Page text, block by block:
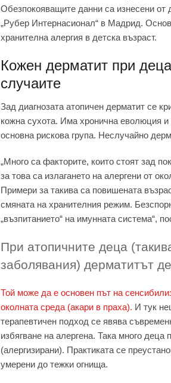
Обезпокояващите данни са изнесени от
„Рубер Интернасионал“ в Мадрид.
хранителна алергия в детска възраст.
Кожен дерматит при
случаите
Зад диагнозата атопичен дерматит се
кожна сухота. Има хронична еволюция и
основна рискова група. Неслучайно
„Много са факторите, които стоят зад
за това са излагането на алергени от
Примери за такива са повишената
смяната на хранителния режим.
„възпитанието“ на имунната система“,
При атопичните деца
заболявания) дерматитът
Той може да е основен път на
околната среда (акари в праха). И тук
терапевтичен подход се явява
избягване на алергена. Така много
(алергизирани). Практиката се
умерени до тежки огнища.